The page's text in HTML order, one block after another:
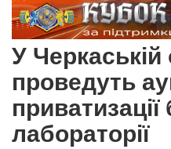
У Черкаській
проведуть
приватизації
лабораторії